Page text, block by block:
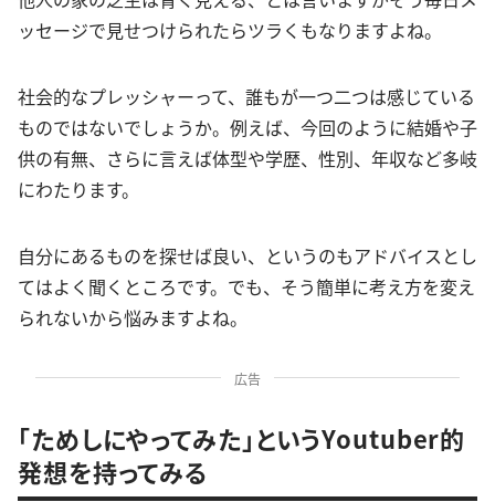
ッセージで見せつけられたらツラくもなりますよね。
社会的なプレッシャーって、誰もが一つ二つは感じている
ものではないでしょうか。例えば、今回のように結婚や子
供の有無、さらに言えば体型や学歴、性別、年収など多岐
にわたります。
自分にあるものを探せば良い、というのもアドバイスとし
てはよく聞くところです。でも、そう簡単に考え方を変え
られないから悩みますよね。
広告
「ためしにやってみた」というYoutuber的
発想を持ってみる